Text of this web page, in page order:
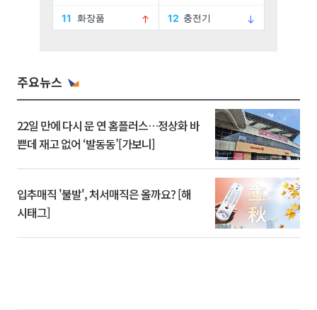
주요뉴스
22일 만에 다시 문 연 홈플러스…정상화 바
쁜데 재고 없어 ‘발동동’[가보니]
입추매직 '불발', 처서매직은 올까요? [해
시태그]